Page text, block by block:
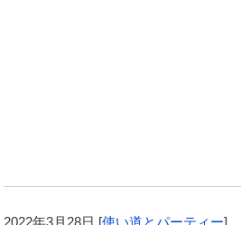
2022年3月28日 [使い道とパーティー]